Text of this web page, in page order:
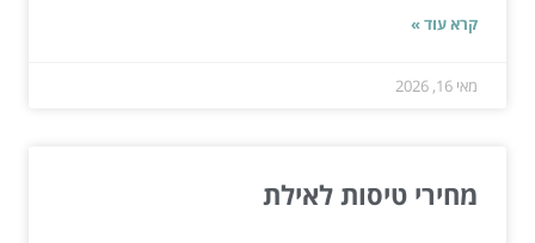
קרא עוד »
מאי 16, 2026
מחירי טיסות לאילת